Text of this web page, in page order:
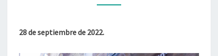
4
MALA!).
28 de septiembre de 2022.